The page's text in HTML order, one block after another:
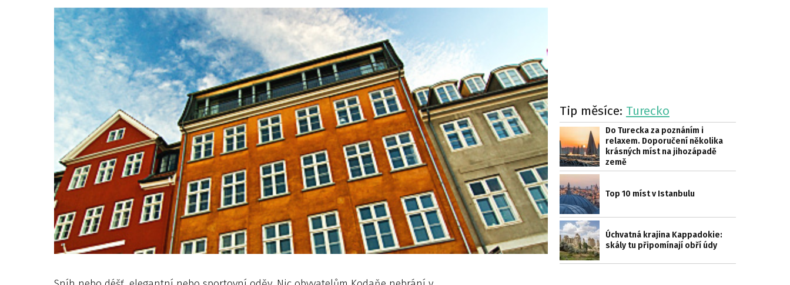
Tip měsíce: Turecko
Do Turecka za poznáním i
relaxem. Doporučení několika
krásných míst na jihozápadě
země
Top 10 míst v Istanbulu
Úchvatná krajina Kappadokie:
skály tu připomínají obří údy